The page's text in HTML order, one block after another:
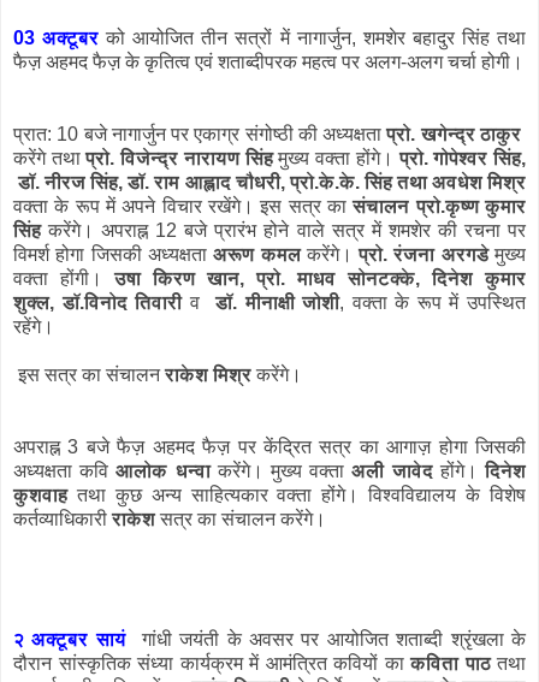
03 अक्‍टूबरको आयोजित तीन सत्रों में नागार्जुन, शमशेर बहादुर सिंह तथा
फैज़ अहमद फैज़ के कृतित्‍व एवं शताब्‍दीपरक महत्‍व पर अलग-अलग चर्चा होगी।
प्रात: 10 बजे नागार्जुन पर एकाग्र संगोष्‍ठी की अध्‍यक्षताप्रो. खगेन्द्र ठाकुर
करेंगे तथाप्रो. विजेन्‍द्र नारायण सिंहमुख्‍य वक्‍ता होंगे।प्रो. गोपेश्‍वर सिंह,
डॉ. नीरज सिंह, डॉ. राम आह्लाद चौधरी, प्रो.के.के. सिंह तथा अवधेश मिश्र
वक्‍ता के रूप में अपने विचार रखेंगे। इस सत्र कासंचालन प्रो.कृष्‍ण कुमार
सिंहकरेंगे। अपराह्न 12 बजे प्रारंभ होने वाले सत्र में शमशेर की रचना पर
विमर्श होगा जिसकी अध्‍यक्षताअरूण कमलकरेंगे। प्रो. रंजना अरगडेमुख्‍य
वक्‍ता होंगी।उषा किरण खान, प्रो. माधव सोनटक्‍के, दिनेश कुमार
शुक्‍ल, डॉ.विनोद तिवारीवडॉ. मीनाक्षी जोशी, वक्‍ता के रूप में उपस्थित
रहेंगे।
इस सत्र का संचालनराकेश मिश्रकरेंगे।
अपराह्न 3 बजे फैज़ अहमद फैज़ पर केंद्रित सत्र का आगाज़ होगा जिसकी
अध्‍यक्षता कविआलोक धन्‍वाकरेंगे। मुख्‍य वक्‍ताअली जावेदहोंगे।दिनेश
कुशवाहतथा कुछ अन्‍य साहित्‍यकार वक्‍ता होंगे। विश्‍वविद्यालय के विशेष
कर्तव्‍या‍धिकारीराकेशसत्र का संचालन करेंगे।
२ अक्टूबर सायंगांधी जयंती के अवसर पर आयोजित शताब्‍दी श्रृंखला के
दौरान सांस्‍कृतिक संध्‍या कार्यक्रम में आमं‍त्रित कवियों काकविता पाठतथा